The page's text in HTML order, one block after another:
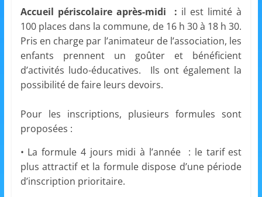
L
o
i
i
s
d
Accueil périscolaire après-midi : il est limité à
100 places dans la commune, de 16 h 30 à 18 h 30.
Pris en charge par l’animateur de l’association, les
enfants prennent un goûter et bénéficient
d’activités ludo-éducatives. Ils ont également la
possibilité de faire leurs devoirs.
Pour les inscriptions, plusieurs formules sont
proposées :
• La formule 4 jours midi à l’année : le tarif est
plus attractif et la formule dispose d’une période
d’inscription prioritaire.